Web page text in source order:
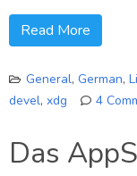
Read More
General, German,
devel, xdg
4
Das